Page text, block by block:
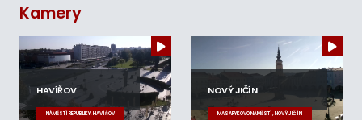
Kamery
HAVÍŘOV
NÁMĚSTÍ REPUBLIKY, HAVÍŘOV
NOVÝ JIČÍN
MASARYKOVO NÁMĚSTÍ, NOVÝ JIČÍN